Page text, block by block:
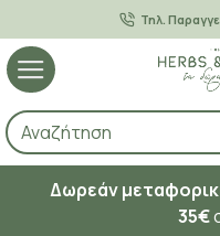
Τηλ.
Δωρεάν
35€